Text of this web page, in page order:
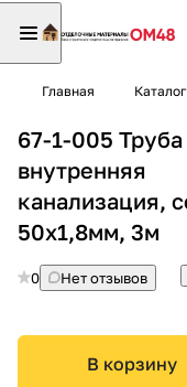
Главная Каталог
67-1-005 Труба
внутренняя
канализация,
50х1,8мм, 3м
0 Нет отзывов
В корзину